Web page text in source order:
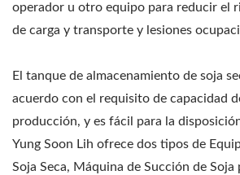
operador u otro equipo para reducir el
de carga y transporte y lesiones
El tanque de almacenamiento de soja
acuerdo con el requisito de capacidad
producción, y es fácil para la
Yung Soon Lih ofrece dos tipos de
Soja Seca, Máquina de Succión de